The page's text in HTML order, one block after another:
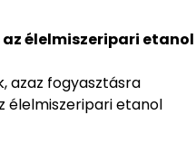
az élelmiszeripari etanol
azaz fogyasztásra
élelmiszeripari etanol